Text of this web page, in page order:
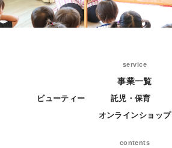
service
事業一覧
ビューティー 託児・保育
オンラインショップ
contents